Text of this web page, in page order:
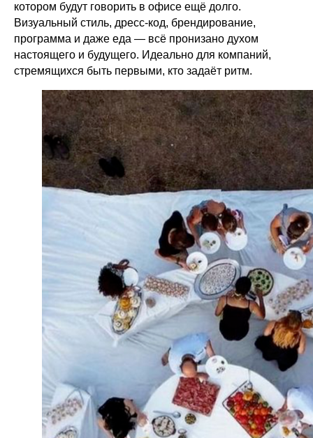
котором будут говорить в офисе ещё долго.
Визуальный стиль, дресс-код, брендирование,
программа и даже еда — всё пронизано духом
настоящего и будущего. Идеально для компаний,
стремящихся быть первыми, кто задаёт ритм.